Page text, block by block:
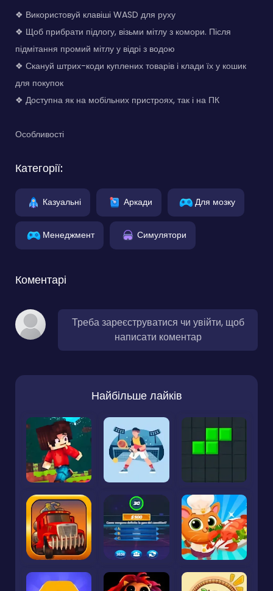
❖ Використовуй клавіші WASD для руху
❖ Щоб прибрати підлогу, візьми мітлу з комори. Після
підмітання промий мітлу у відрі з водою
❖ Скануй штрих-коди куплених товарів і клади їх у кошик
для покупок
❖ Доступна як на мобільних пристроях, так і на ПК
Особливості
Категорії:
Казуальні Аркади Для мозку
Менеджмент Симулятори
Коментарі
Треба зареєструватися чи увійти, щоб
написати коментар
Найбільше лайків